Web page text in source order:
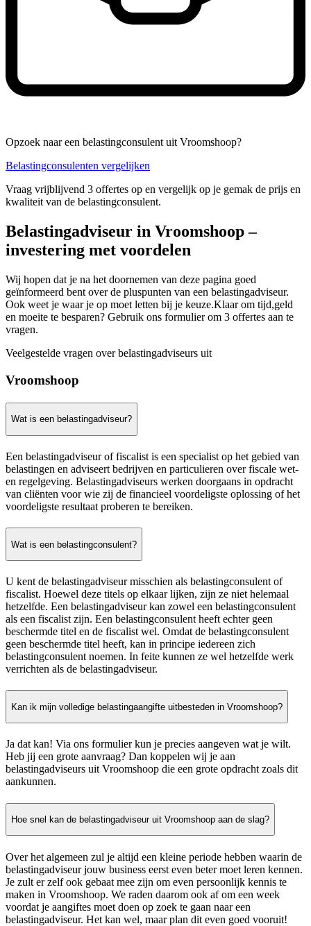
Opzoek naar een belastingconsulent uit Vroomshoop?
Belastingconsulenten vergelijken
Vraag vrijblijvend 3 offertes op en vergelijk op je gemak de prijs en
kwaliteit van de belastingconsulent.
Belastingadviseur in Vroomshoop –
investering met voordelen
Wij hopen dat je na het doornemen van deze pagina goed
geïnformeerd bent over de pluspunten van een belastingadviseur.
Ook weet je waar je op moet letten bij je keuze.Klaar om tijd,geld
en moeite te besparen? Gebruik ons formulier om 3 offertes aan te
vragen.
Veelgestelde vragen over belastingadviseurs uit
Vroomshoop
Wat is een belastingadviseur?
Een belastingadviseur of fiscalist is een specialist op het gebied van
belastingen en adviseert bedrijven en particulieren over fiscale wet-
en regelgeving. Belastingadviseurs werken doorgaans in opdracht
van cliënten voor wie zij de financieel voordeligste oplossing of het
voordeligste resultaat proberen te bereiken.
Wat is een belastingconsulent?
U kent de belastingadviseur misschien als belastingconsulent of
fiscalist. Hoewel deze titels op elkaar lijken, zijn ze niet helemaal
hetzelfde. Een belastingadviseur kan zowel een belastingconsulent
als een fiscalist zijn. Een belastingconsulent heeft echter geen
beschermde titel en de fiscalist wel. Omdat de belastingconsulent
geen beschermde titel heeft, kan in principe iedereen zich
belastingconsulent noemen. In feite kunnen ze wel hetzelfde werk
verrichten als de belastingadviseur.
Kan ik mijn volledige belastingaangifte uitbesteden in Vroomshoop?
Ja dat kan! Via ons formulier kun je precies aangeven wat je wilt.
Heb jij een grote aanvraag? Dan koppelen wij je aan
belastingadviseurs uit Vroomshoop die een grote opdracht zoals dit
aankunnen.
Hoe snel kan de belastingadviseur uit Vroomshoop aan de slag?
Over het algemeen zul je altijd een kleine periode hebben waarin de
belastingadviseur jouw business eerst even beter moet leren kennen.
Je zult er zelf ook gebaat mee zijn om even persoonlijk kennis te
maken in Vroomshoop. We raden daarom ook af om een week
voordat je aangiftes moet doen op zoek te gaan naar een
belastingadviseur. Het kan wel, maar plan dit even goed vooruit!